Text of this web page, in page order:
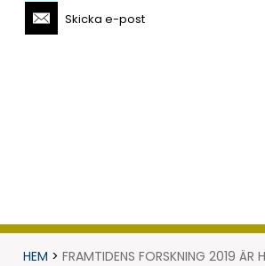
Skicka e-post
HEM > FRAMTIDENS FORSKNING 2019 ÄR